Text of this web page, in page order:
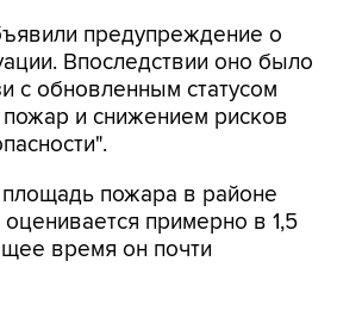
предупреждение о
Впоследствии оно было
с обновленным статусом
и снижением рисков
пожара в районе
примерно в 1,5
время он почти